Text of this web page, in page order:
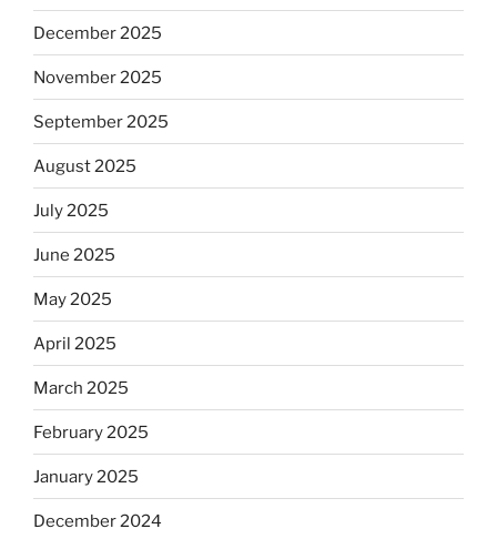
December 2025
November 2025
September 2025
August 2025
July 2025
June 2025
May 2025
April 2025
March 2025
February 2025
January 2025
December 2024